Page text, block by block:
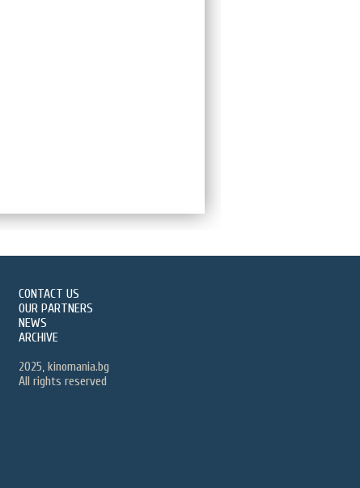
CONTACT US
OUR PARTNERS
NEWS
ARCHIVE
2025, kinomania.bg
All rights reserved